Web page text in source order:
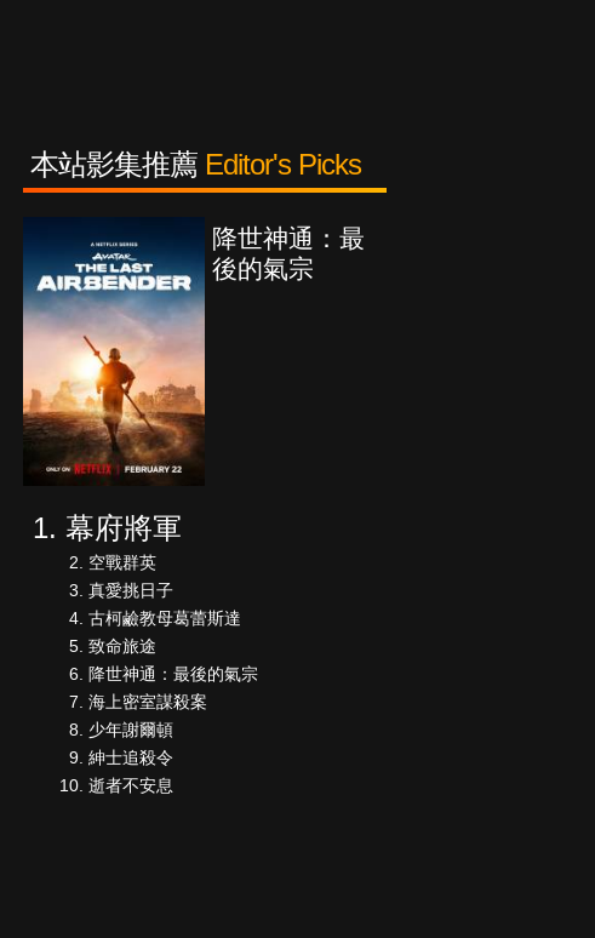
本站影集推薦 Editor's Picks
降世神通：最
後的氣宗
幕府將軍
空戰群英
真愛挑日子
古柯鹼教母葛蕾斯達
致命旅途
降世神通：最後的氣宗
海上密室謀殺案
少年謝爾頓
紳士追殺令
逝者不安息